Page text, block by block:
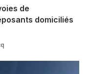
de
domiciliés